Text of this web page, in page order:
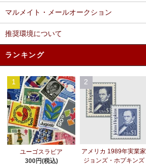
マルメイト・メールオークション
推奨環境について
ランキング
1
ユーゴスラビア
300円(税込)
2
アメリカ 1989年実業家
ジョンズ・ホプキンズ